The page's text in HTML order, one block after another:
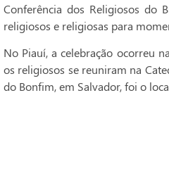
Conferência dos Religiosos do
religiosos e religiosas para
No Piauí, a celebração ocorreu
os religiosos se reuniram na
do Bonfim, em Salvador, foi o